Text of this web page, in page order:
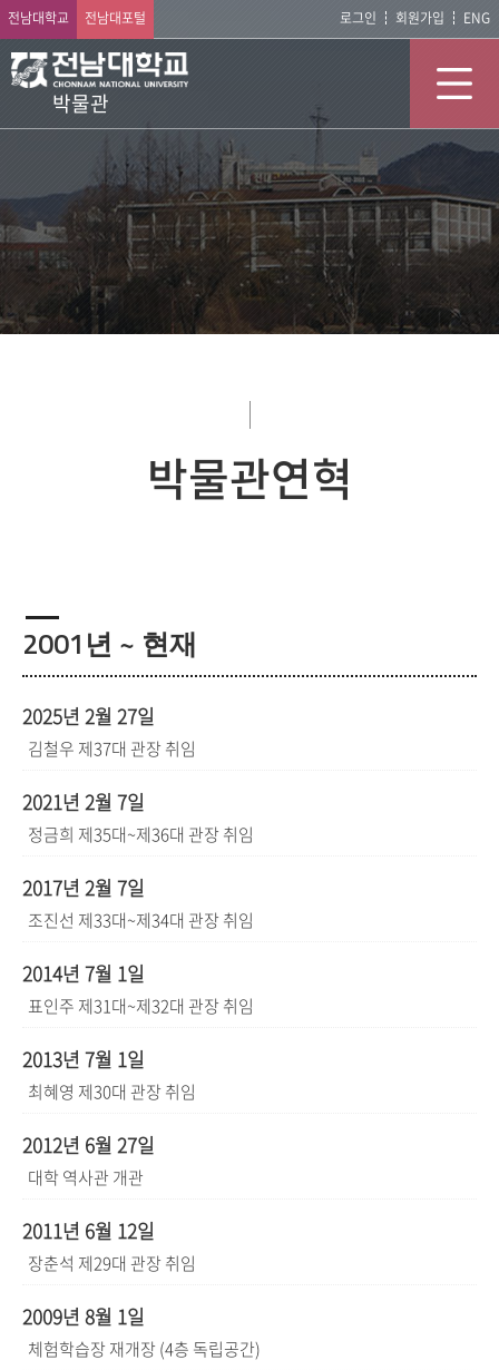
전남대학교 전남대포털 로그인 회원가입 ENG
박물관
박물관연혁
2001년 ~ 현재
2025년 2월 27일
김철우 제37대 관장 취임
2021년 2월 7일
정금희 제35대~제36대 관장 취임
2017년 2월 7일
조진선 제33대~제34대 관장 취임
2014년 7월 1일
표인주 제31대~제32대 관장 취임
2013년 7월 1일
최혜영 제30대 관장 취임
2012년 6월 27일
대학 역사관 개관
2011년 6월 12일
장춘석 제29대 관장 취임
2009년 8월 1일
체험학습장 재개장 (4층 독립공간)